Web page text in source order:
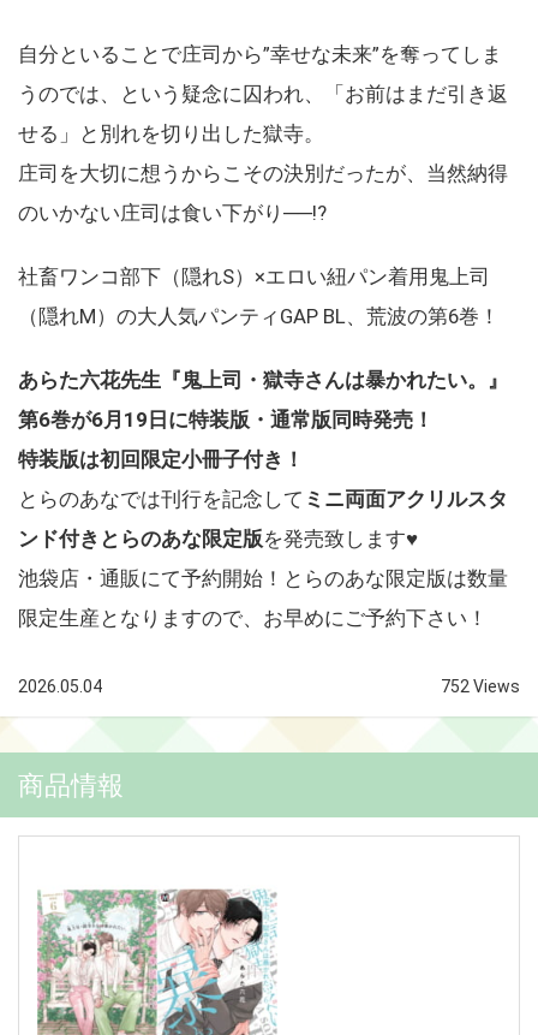
自分といることで庄司から”幸せな未来”を奪ってしま
うのでは、という疑念に囚われ、「お前はまだ引き返
せる」と別れを切り出した獄寺。
庄司を大切に想うからこその決別だったが、当然納得
のいかない庄司は食い下がり──!?
社畜ワンコ部下（隠れS）×エロい紐パン着用鬼上司
（隠れM）の大人気パンティGAP BL、荒波の第6巻！
あらた六花先生『鬼上司・獄寺さんは暴かれたい。』
第6巻が6月19日に特装版・通常版同時発売！
特装版は初回限定小冊子付き！
とらのあなでは刊行を記念して ミニ両面アクリルスタ
ンド付きとらのあな限定版を発売致します♥
池袋店・通販にて予約開始！とらのあな限定版は数量
限定生産となりますので、お早めにご予約下さい！
2026.05.04 752 Views
商品情報